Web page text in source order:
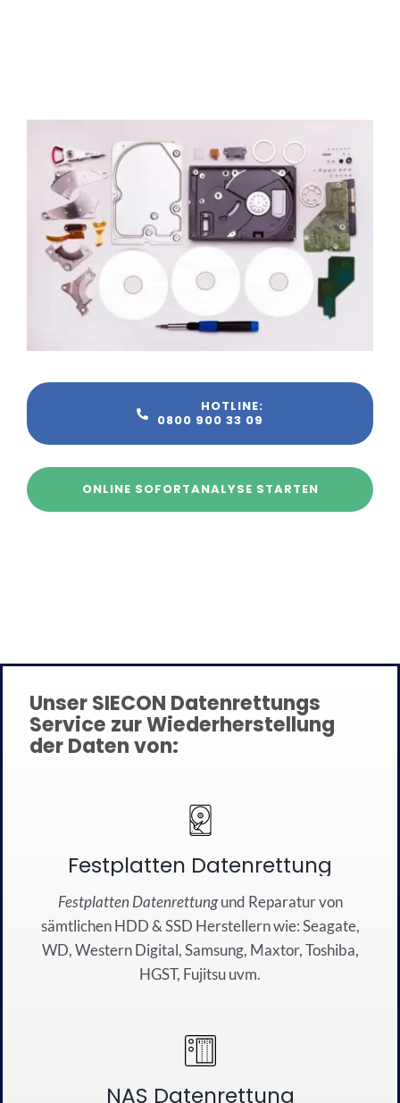
HOTLINE:
0800 900 33 09
ONLINE SOFORTANALYSE STARTEN
Unser SIECON Datenrettungs
Service zur Wiederherstellung
der Daten von:
Festplatten Datenrettung
Festplatten Datenrettungund Reparaturvon
sämtlichen HDD&SSD Herstellern wie:Seagate,
WD,Western Digital,Samsung, Maxtor,Toshiba,
HGST, Fujitsuuvm.
NAS Datenrettung